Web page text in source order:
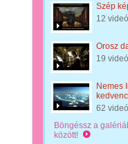
Szép
12 videó
Orosz
19 videó
Nemes
62 videó
Böngéssz a
között!